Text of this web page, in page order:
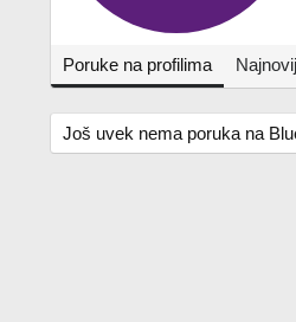
Poruke na profilima
Još uvek nema poruka na